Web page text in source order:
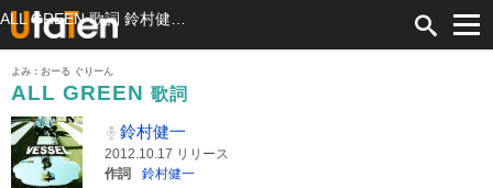
よみ：おーる ぐりーん
ALL GREEN 歌詞
鈴村健一
2012.10.17 リリース
作詞
鈴村健一